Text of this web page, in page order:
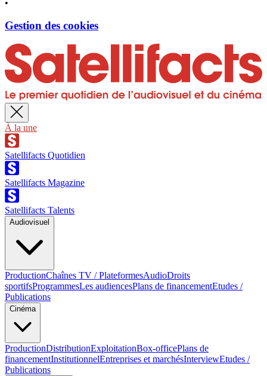
•
Gestion des cookies
À la une
Satellifacts Quotidien
Satellifacts Magazine
Satellifacts Talents
Audiovisuel
ProductionChaînes TV / PlateformesAudioDroits
sportifsProgrammesLes audiencesPlans de financementEtudes /
Publications
Cinéma
ProductionDistributionExploitationBox-officePlans de
financementInstitutionnelEntreprises et marchésInterviewEtudes /
Publications